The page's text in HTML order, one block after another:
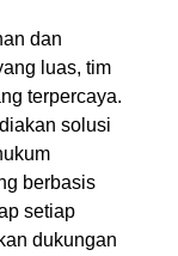
dan
luas, tim
terpercaya.
solusi
berbasis
setiap
dukungan